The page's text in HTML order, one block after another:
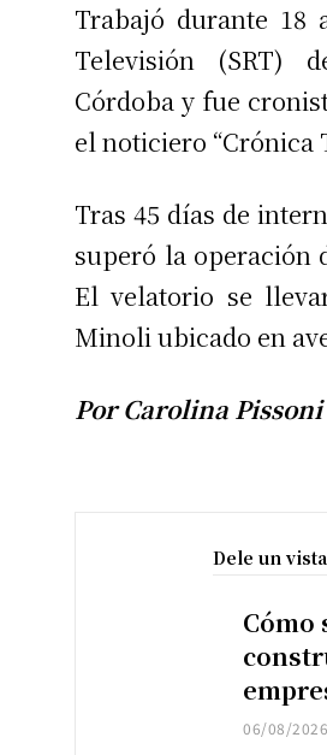
Trabajó durante 18
Televisión (SRT)
Córdoba y fue
el noticiero “Crónica
Tras 45 días de
superó la operación
El velatorio se
Minoli ubicado en
Por Carolina Pissoni
Dele un
Cómo
06/08/2026